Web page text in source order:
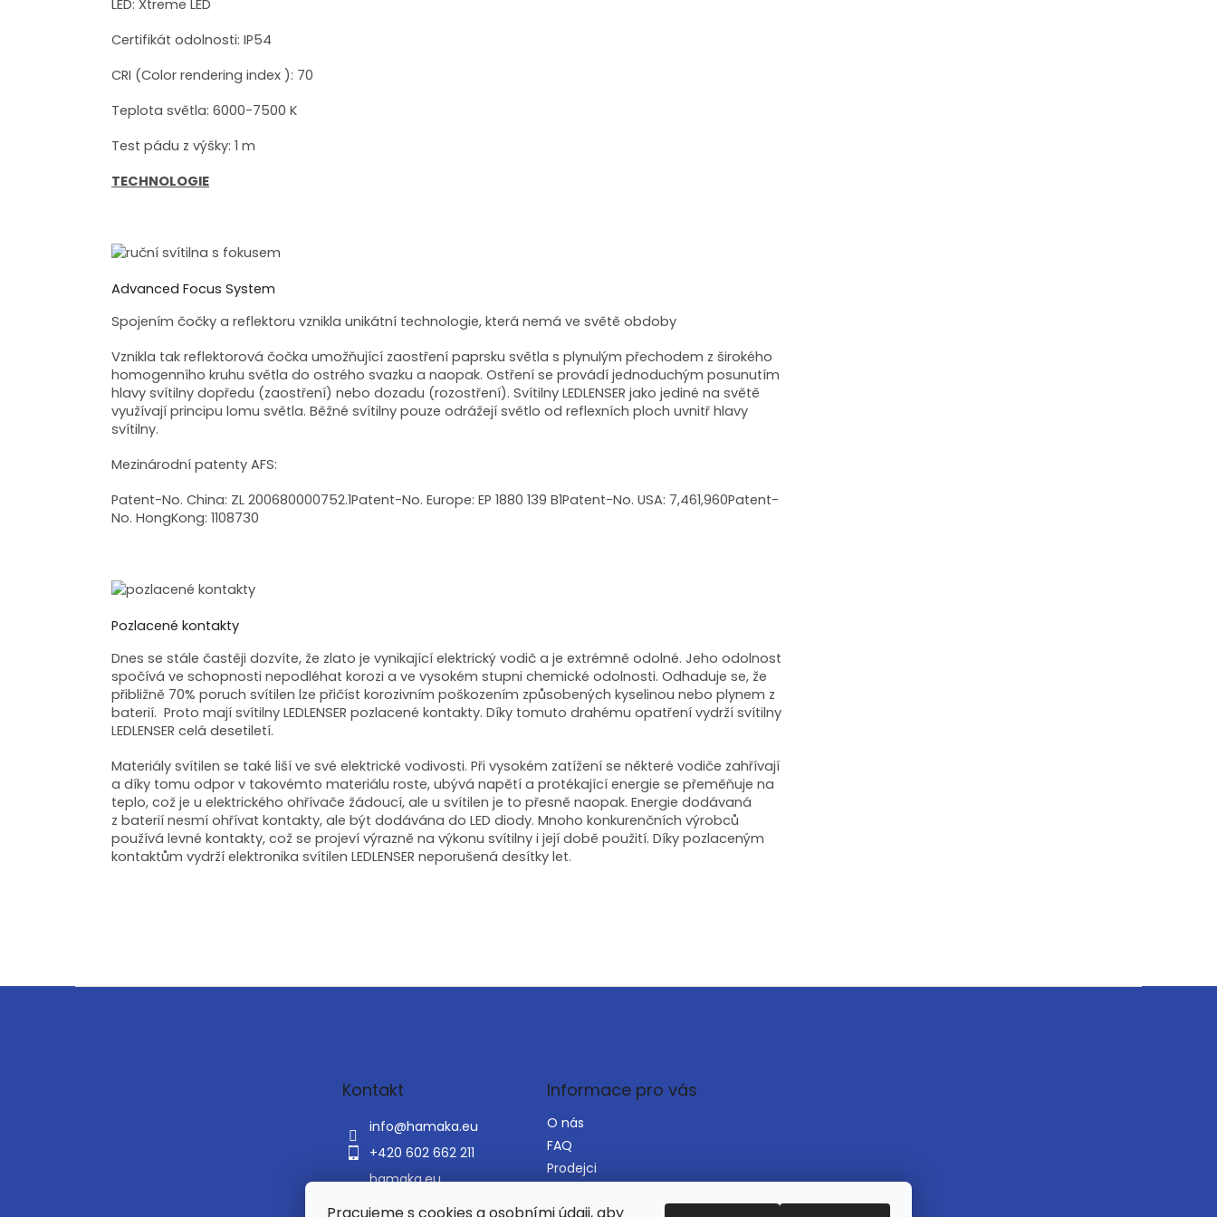
LED: Xtreme LED
Certifikát odolnosti: IP54
CRI (Color rendering index ): 70
Teplota světla: 6000-7500 K
Test pádu z výšky: 1 m
TECHNOLOGIE
Advanced Focus System
Spojením čočky a reflektoru vznikla unikátní technologie, která nemá ve světě obdoby
Vznikla tak reflektorová čočka umožňující zaostření paprsku světla s plynulým přechodem z širokého
homogenního kruhu světla do ostrého svazku a naopak. Ostření se provádí jednoduchým posunutím
hlavy svítilny dopředu (zaostření) nebo dozadu (rozostření). Svítilny LEDLENSER jako jediné na světě
využívají principu lomu světla. Běžné svítilny pouze odrážejí světlo od reflexních ploch uvnitř hlavy
svítilny.
Mezinárodní patenty AFS:
Patent-No. China: ZL 200680000752.1Patent-No. Europe: EP 1880 139 B1Patent-No. USA: 7,461,960Patent-
No. HongKong: 1108730
Pozlacené kontakty
Dnes se stále častěji dozvíte, že zlato je vynikající elektrický vodič a je extrémně odolné. Jeho odolnost
spočívá ve schopnosti nepodléhat korozi a ve vysokém stupni chemické odolnosti. Odhaduje se, že
přibližně 70% poruch svítilen lze přičíst korozivním poškozením způsobených kyselinou nebo plynem z
baterií. Proto mají svítilny LEDLENSER pozlacené kontakty. Díky tomuto drahému opatření vydrží svítilny
LEDLENSER celá desetiletí.
Materiály svítilen se také liší ve své elektrické vodivosti. Při vysokém zatížení se některé vodiče zahřívají
a díky tomu odpor v takovémto materiálu roste, ubývá napětí a protékající energie se přeměňuje na
teplo, což je u elektrického ohřívače žádoucí, ale u svítilen je to přesně naopak. Energie dodávaná
z baterií nesmí ohřívat kontakty, ale být dodávána do LED diody. Mnoho konkurenčních výrobců
používá levné kontakty, což se projeví výrazně na výkonu svítilny i její době použití. Díky pozlaceným
kontaktům vydrží elektronika svítilen LEDLENSER neporušená desítky let.
Kontakt
info@hamaka.eu
+420 602 662 211
hamaka.eu
hamaka_houpaci_sit
Informace pro vás
O nás
FAQ
Prodejci
Napište nám